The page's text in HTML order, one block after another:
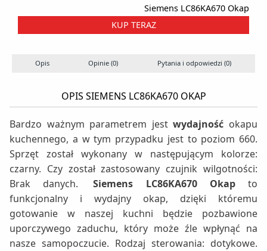
Siemens LC86KA670 Okap
KUP TERAZ
Opis Opinie (0) Pytania i odpowiedzi (0)
OPIS SIEMENS LC86KA670 OKAP
Bardzo ważnym parametrem jestwydajność okapu
kuchennego, a w tym przypadku jest to poziom 660.
Sprzęt został wykonany w następującym kolorze:
czarny. Czy został zastosowany czujnik wilgotności:
Brak danych.
Siemens LC86KA670 Okapto
funkcjonalny i wydajny okap, dzięki któremu
gotowanie w naszej kuchni będzie pozbawione
uporczywego zaduchu, który może źle wpłynąć na
nasze samopoczucie. Rodzaj sterowania: dotykowe.